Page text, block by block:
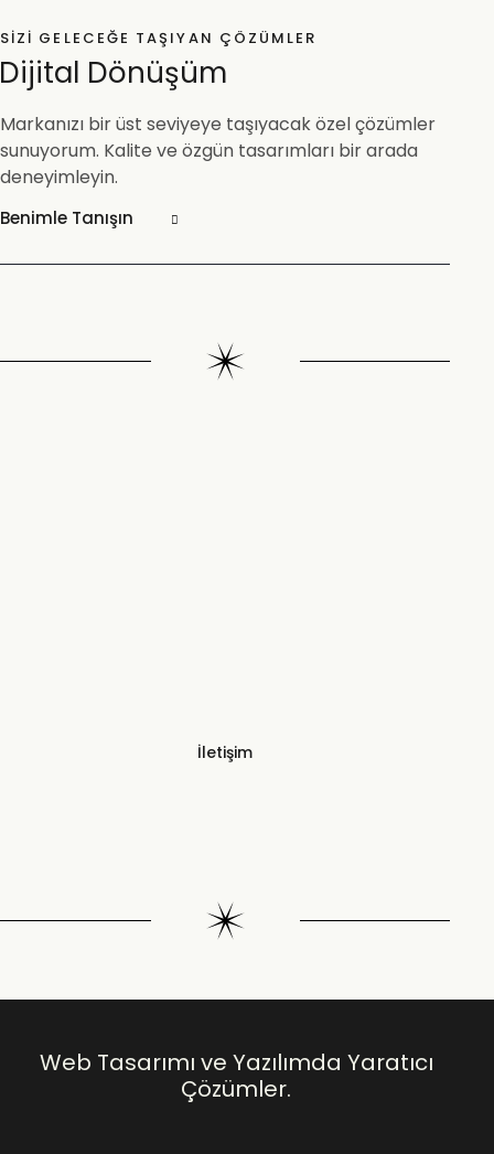
SIZI GELECEĞE TAŞIYAN ÇÖZÜMLER
Dijital Dönüşüm
Markanızı bir üst seviyeye taşıyacak özel çözümler
sunuyorum. Kalite ve özgün tasarımları bir arada
deneyimleyin.
Benimle Tanışın
İletişim
Web Tasarımı ve Yazılımda Yaratıcı
Çözümler.